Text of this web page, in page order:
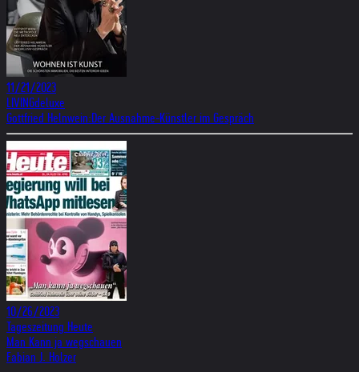
11/21/2023
LIVINGdeluxe
Gottfried Helnwein:Der Ausnahme-Künstler im Gespräch
10/26/2023
Tageszeitung Heute
Man Kann ja wegschauen
Fabian J. Holzer